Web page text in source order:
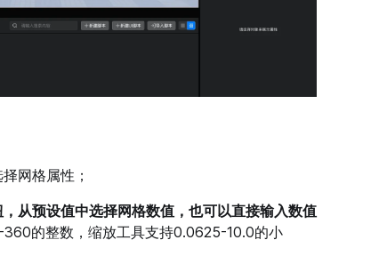
网格属性；
从预设值中选择网格数值，也可以直接输入数值
360的整数，缩放工具支持0.0625-10.0的小